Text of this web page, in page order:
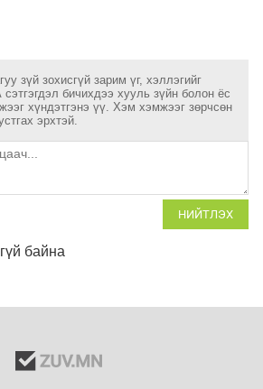
зүй зохисгүй зарим үг, хэллэгийг
бичихдээ хууль зүйн болон ёс
хүндэтгэнэ үү. Хэм хэмжээг зөрчсөн
эрхтэй.
НИЙТЛЭХ
байна